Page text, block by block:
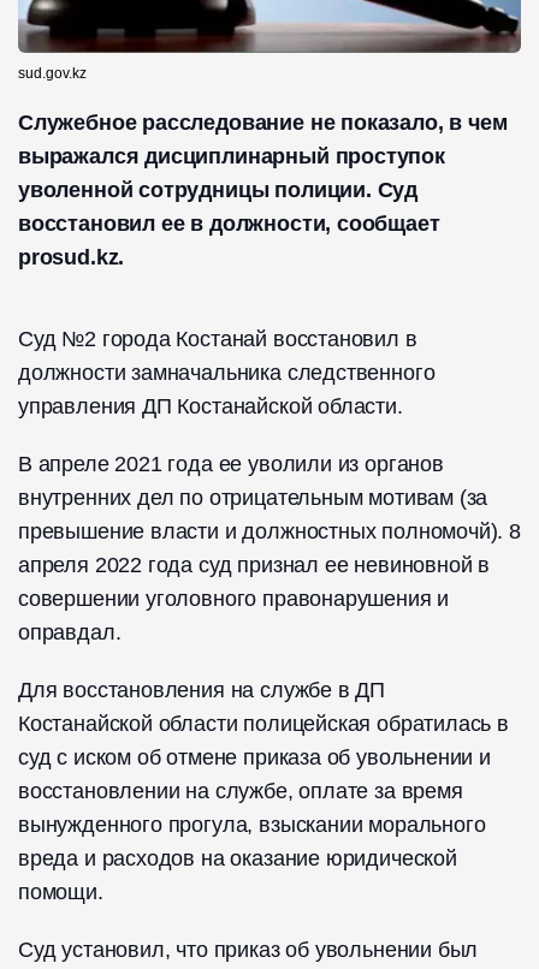
sud.gov.kz
Служебное расследование не показало, в чем
выражался дисциплинарный проступок
уволенной сотрудницы полиции. Суд
восстановил ее в должности, сообщает
prosud.kz.
Суд №2 города Костанай восстановил в
должности замначальника следственного
управления ДП Костанайской области.
В апреле 2021 года ее уволили из органов
внутренних дел по отрицательным мотивам (за
превышение власти и должностных полномочй). 8
апреля 2022 года суд признал ее невиновной в
совершении уголовного правонарушения и
оправдал.
Для восстановления на службе в ДП
Костанайской области полицейская обратилась в
суд с иском об отмене приказа об увольнении и
восстановлении на службе, оплате за время
вынужденного прогула, взыскании морального
вреда и расходов на оказание юридической
помощи.
Суд установил, что приказ об увольнении был